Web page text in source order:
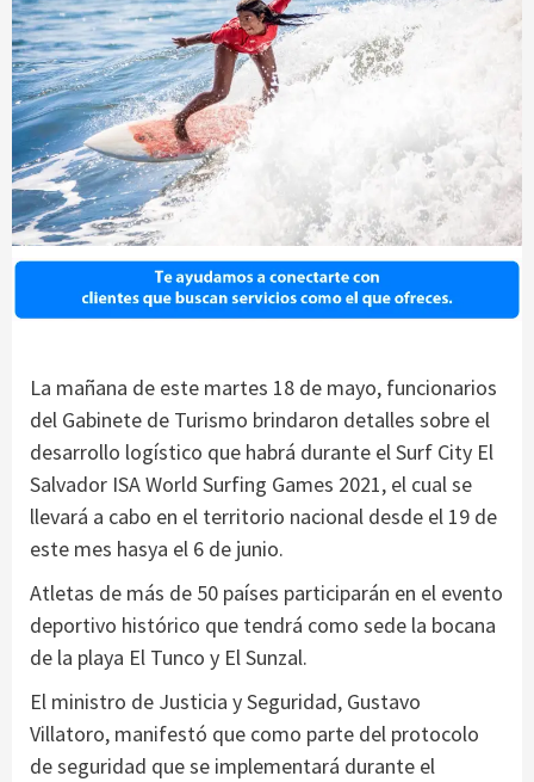
La mañana de este martes 18 de mayo, funcionarios
del Gabinete de Turismo brindaron detalles sobre el
desarrollo logístico que habrá durante el Surf City El
Salvador ISA World Surfing Games 2021, el cual se
llevará a cabo en el territorio nacional desde el 19 de
este mes hasya el 6 de junio.
Atletas de más de 50 países participarán en el evento
deportivo histórico que tendrá como sede la bocana
de la playa El Tunco y El Sunzal.
El ministro de Justicia y Seguridad, Gustavo
Villatoro, manifestó que como parte del protocolo
de seguridad que se implementará durante el